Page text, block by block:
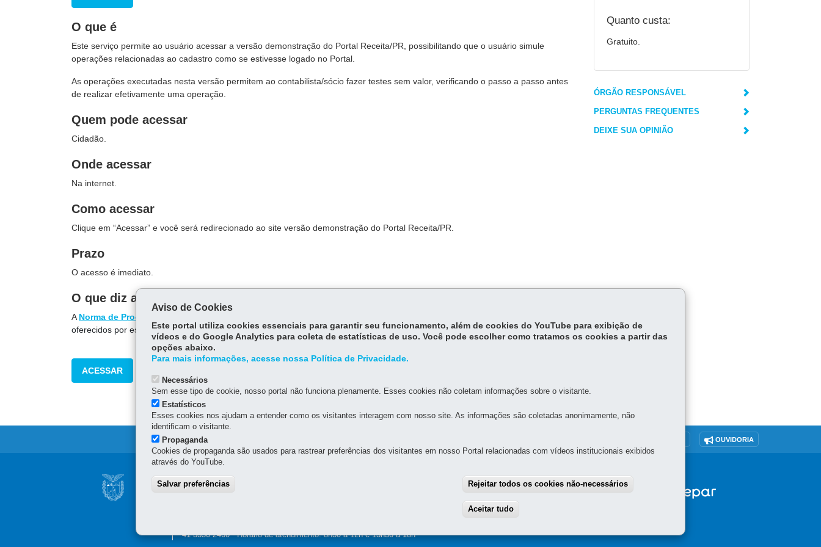
O que é
Este serviço permite ao usuário acessar a versão demonstração do Portal Receita/PR, possibilitando que o usuário simule
operações relacionadas ao cadastro como se estivesse logado no Portal.
As operações executadas nesta versão permitem ao contabilista/sócio fazer testes sem valor, verificando o passo a passo antes
de realizar efetivamente uma operação.
Quem pode acessar
Cidadão.
Onde acessar
Na internet.
Como acessar
Clique em “Acessar” e você será redirecionado ao site versão demonstração do Portal Receita/PR.
Prazo
O acesso é imediato.
O que diz a lei
A Norma de Procedimento Fiscal nº 077/2010
oferecidos por esse meio. Revoga as NPFs nº 027/2000 e nº 065/2009.
ACESSAR
Quanto custa:
Gratuito.
ÓRGÃO RESPONSÁVEL
PERGUNTAS FREQUENTES
DEIXE SUA OPINIÃO
OUVIDORIA
Navegação
principal
CONSELHO ESTADUAL DE GOVERNANÇA DIGITAL E SEGURANÇA DA
41 3350-2400 - Horário de atendimento: 8h30 a 12h e 13h30 a 18h
Aviso de Cookies
Este portal utiliza cookies essenciais para garantir seu funcionamento, além de cookies do YouTube para exibição de
vídeos e do Google Analytics para coleta de estatísticas de uso. Você pode escolher como tratamos os cookies a partir das
opções abaixo.
Para mais informações, acesse nossa Política de Privacidade.
Necessários
Sem esse tipo de cookie, nosso portal não funciona plenamente. Esses cookies não coletam informações sobre o visitante.
Estatísticos
Esses cookies nos ajudam a entender como os visitantes interagem com nosso site. As informações são coletadas anonimamente, não
identificam o visitante.
Propaganda
Cookies de propaganda são usados para rastrear preferências dos visitantes em nosso Portal relacionadas com vídeos institucionais exibidos
através do YouTube.
Salvar preferências Rejeitar todos os cookies não-necessários
Aceitar tudo